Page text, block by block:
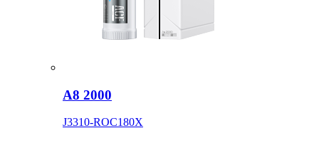
A8 2000
J3310-ROC180X